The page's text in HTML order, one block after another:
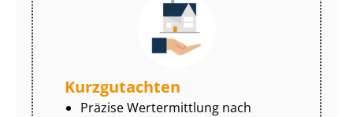
Kurzgutachten
Präzise Wertermittlung nach